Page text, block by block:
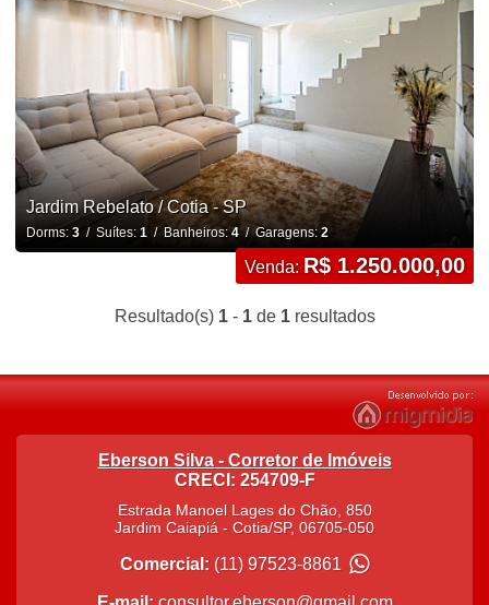
Jardim Rebelato / Cotia - SP
Dorms: 3/ Suítes: 1/ Banheiros:4/ Garagens: 2
Venda: R$ 1.250.000,00
Resultado(s) 1- 1de 1resultados
Eberson Silva - Corretor de Imóveis
CRECI: 254709-F
Estrada Manoel Lages do Chão, 850
Jardim Caiapiá - Cotia/SP, 06705-050
Comercial: (11) 97523-8861